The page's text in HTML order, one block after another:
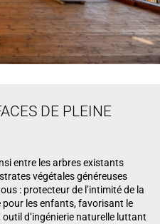
DE PLEINE
entre les arbres existants
végétales généreuses
: protecteur de l’intimité de la
les enfants, favorisant le
d’ingénierie naturelle luttant